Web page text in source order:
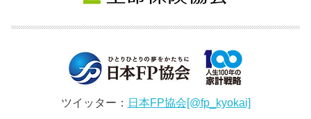
ツイッター： 日本FP協会[@fp_kyokai]